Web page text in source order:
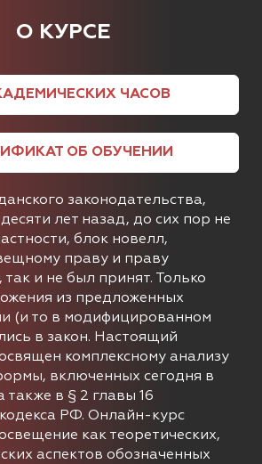
О КУРСЕ
законодательства,
лет назад, до сих пор не
блок новелл,
праву и праву
и не был принят. Только
из предложенных
(и то в модифицированном
в закон. Настоящий
комплексному анализу
включенных сегодня в
а также в § 2 главы 16
РФ. Онлайн-курс
как теоретических,
аспектов обозначенных
ЧАСОВ
ОБ ОБУЧЕНИИ